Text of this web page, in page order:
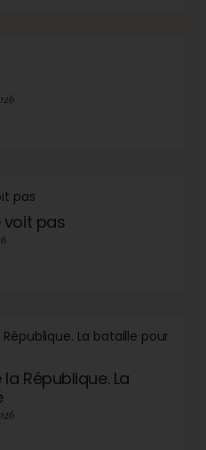
2026
voit pas
République. La
2026